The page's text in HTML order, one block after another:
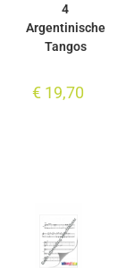
4
Argentinische
Tangos
€ 19,70